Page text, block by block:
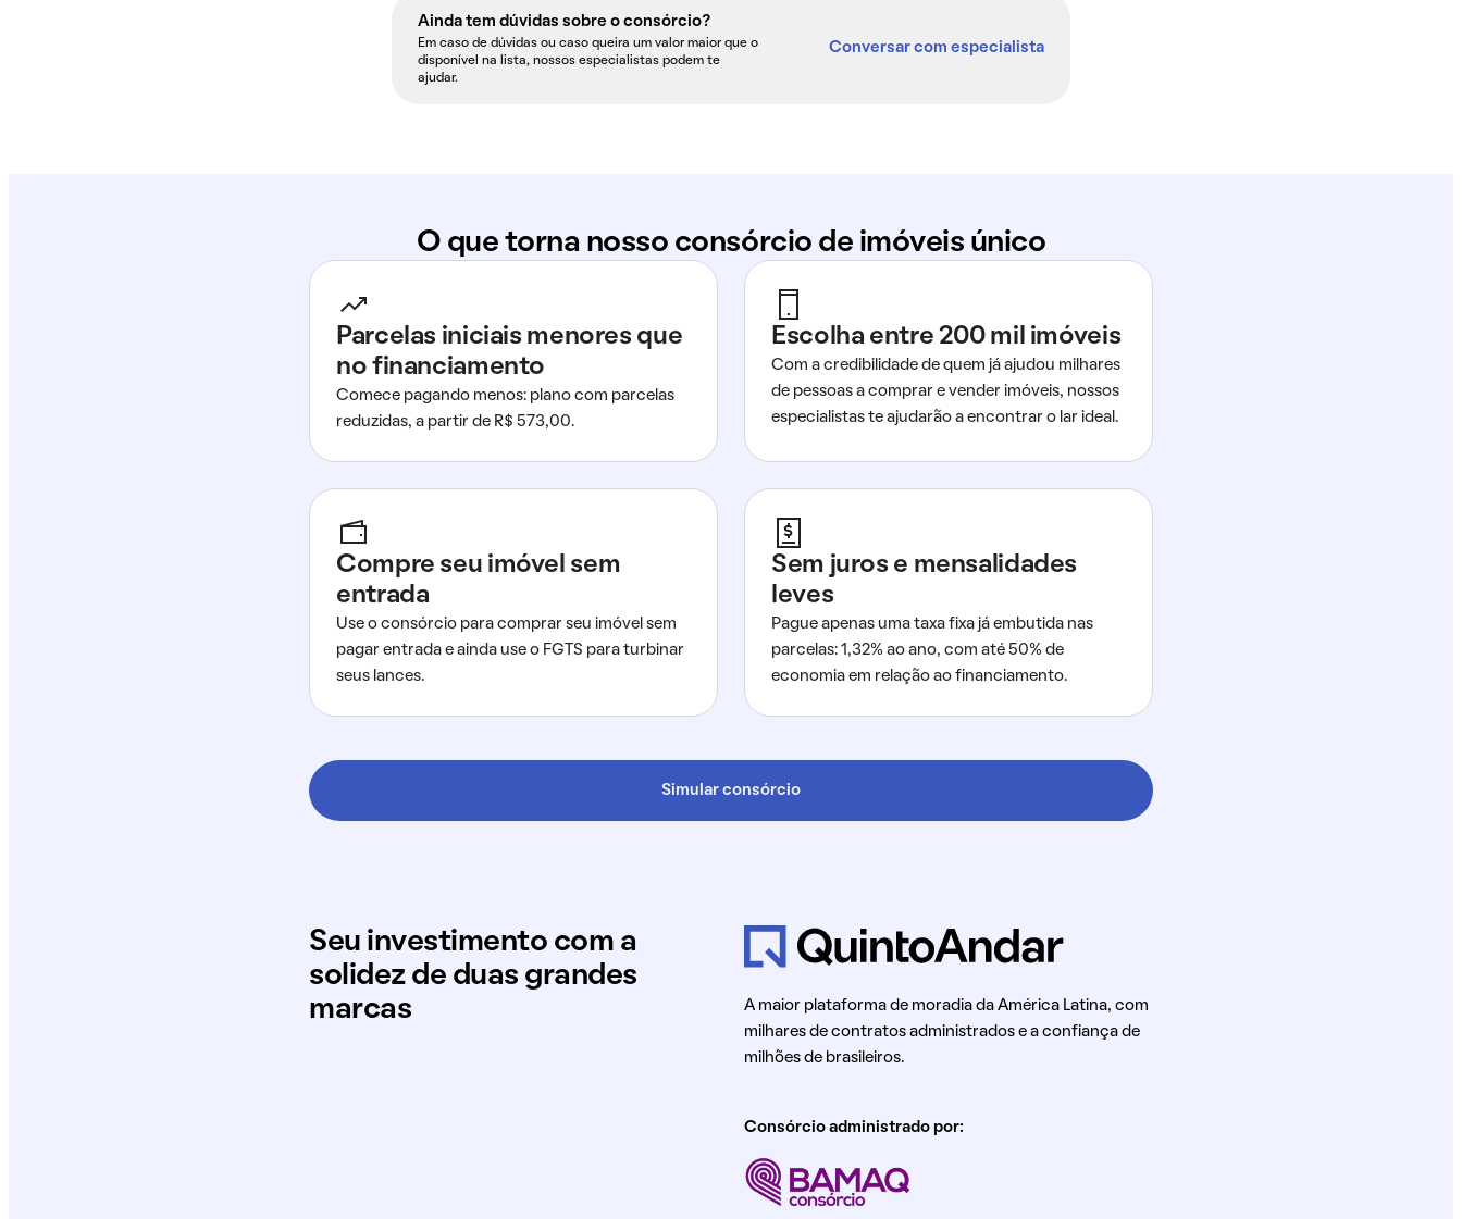
Ainda tem dúvidas sobre o consórcio?
Em caso de dúvidas ou caso queira um valor maior que o
disponível na lista, nossos especialistas podem te
ajudar.
Conversar com especialista
O que torna nosso consórcio de imóveis único
Parcelas iniciais menores que
no financiamento
Comece pagando menos: plano com parcelas
reduzidas, a partir de R$ 573,00.
Escolha entre 200 mil imóveis
Com a credibilidade de quem já ajudou milhares
de pessoas a comprar e vender imóveis, nossos
especialistas te ajudarão a encontrar o lar ideal.
Compre seu imóvel sem
entrada
Use o consórcio para comprar seu imóvel sem
pagar entrada e ainda use o FGTS para turbinar
seus lances.
Sem juros e mensalidades
leves
Pague apenas uma taxa fixa já embutida nas
parcelas: 1,32% ao ano, com até 50% de
economia em relação ao financiamento.
Simular consórcio
Seu investimento com a
solidez de duas grandes
marcas
A maior plataforma de moradia da América Latina, com
milhares de contratos administrados e a confiança de
milhões de brasileiros.
Consórcio administrado por: